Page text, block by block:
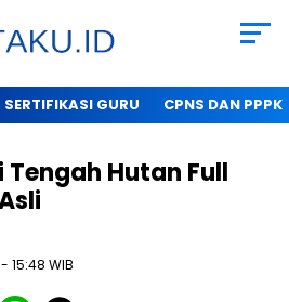
SERTIFIKASI GURU CPNS DAN PPPK
Hutan Full
- 15:48 WIB